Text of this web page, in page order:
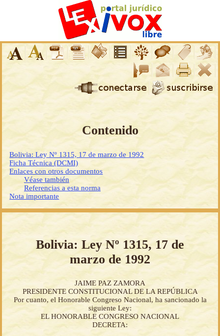
Contenido
Bolivia: Ley Nº 1315, 17 de marzo de 1992
Ficha Técnica (DCMI)
Enlaces con otros documentos
Véase también
Referencias a esta norma
Nota importante
Bolivia: Ley Nº 1315, 17 de
marzo de 1992
JAIME PAZ ZAMORA
PRESIDENTE CONSTITUCIONAL DE LA REPÚBLICA
Por cuanto, el Honorable Congreso Nacional, ha sancionado la
siguiente Ley:
EL HONORABLE CONGRESO NACIONAL
DECRETA: